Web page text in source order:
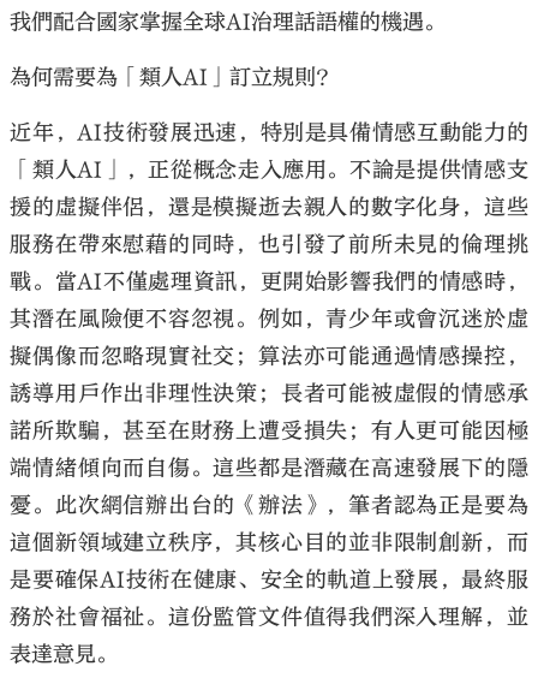
大公文匯
我們配合國家掌握全球AI治理話語權的機遇。
為何需要為「類人AI」訂立規則？
近年，AI技術發展迅速，特別是具備情感互動能力的
「類人AI」，正從概念走入應用。不論是提供情感支
援的虛擬伴侶，還是模擬逝去親人的數字化身，這些
服務在帶來慰藉的同時，也引發了前所未見的倫理挑
戰。當AI不僅處理資訊，更開始影響我們的情感時，
其潛在風險便不容忽視。例如，青少年或會沉迷於虛
擬偶像而忽略現實社交；算法亦可能通過情感操控，
誘導用戶作出非理性決策；長者可能被虛假的情感承
諾所欺騙，甚至在財務上遭受損失；有人更可能因極
端情緒傾向而自傷。這些都是潛藏在高速發展下的隱
憂。此次網信辦出台的《辦法》，筆者認為正是要為
這個新領域建立秩序，其核心目的並非限制創新，而
是要確保AI技術在健康、安全的軌道上發展，最終服
務於社會福祉。這份監管文件值得我們深入理解，並
表達意見。